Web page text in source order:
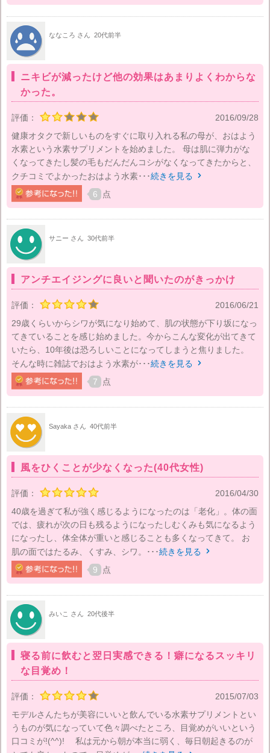
ななころ さん 20代前半
ニキビが減ったけど他の効果はあまりよくわからな
かった。
評価：
2016/09/28
健康オタクで新しいものをすぐに取り入れる私の母が、おはよう
水素という水素サプリメントを始めました。 母は肌に弾力がな
くなってきたし髪の毛もだんだんコシがなくなってきたからと、
クチコミでよかったおはよう水素･･･続きを見る 
6 点
サニー さん 30代前半
アンチエイジングに良いと聞いたのがきっかけ
評価：
2016/06/21
29歳くらいからシワが気になり始めて、肌の状態が下り坂になっ
てきていることを感じ始めました。今からこんな変化が出てきて
いたら、10年後は恐ろしいことになってしまうと焦りました。
そんな時に雑誌でおはよう水素が･･･続きを見る 
7 点
Sayaka さん 40代前半
風をひくことが少なくなった(40代女性)
評価：
2016/04/30
40歳を過ぎて私が強く感じるようになったのは「老化」。体の面
では、疲れが次の日も残るようになったしむくみも気になるよう
になったし、体全体が重いと感じることも多くなってきて。 お
肌の面ではたるみ、くすみ、シワ。･･･続きを見る 
9 点
みいこ さん 20代後半
寝る前に飲むと翌日実感できる！癖になるスッキリ
な目覚め！
評価：
2015/07/03
モデルさんたちが美容にいいと飲んでいる水素サプリメントとい
うものが気になっていて色々調べたところ、目覚めがいいという
口コミが!(^^)! 私は元から朝が本当に弱く、毎日朝起きるのが